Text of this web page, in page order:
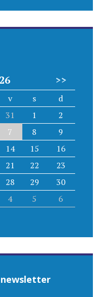
>>
v s
d
31 1
2
7 8
9
14 15
16
21 22
23
28 29
30
4 5 6